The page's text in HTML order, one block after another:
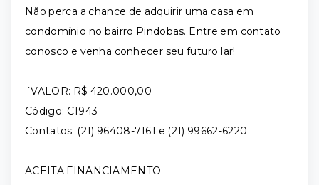
Não perca a chance de adquirir uma casa em
condomínio no bairro Pindobas. Entre em contato
conosco e venha conhecer seu futuro lar!
´VALOR: R$ 420.000,00
Código: C1943
Contatos: (21) 96408-7161 e (21) 99662-6220
ACEITA FINANCIAMENTO